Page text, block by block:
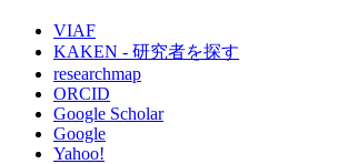
VIAF
KAKEN - 研究者を探す
researchmap
ORCID
Google Scholar
Google
Yahoo!